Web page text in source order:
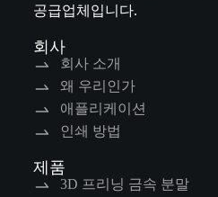
공급업체입니다.
회사
회사 소개
왜 우리인가
애플리케이션
인쇄 방법
제품
3D 프리닝 금속 분말